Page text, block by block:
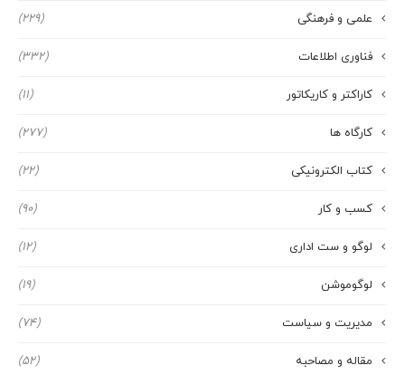
علمی و فرهنگی (229)
فناوری اطلاعات (332)
کاراکتر و کاریکاتور (11)
کارگاه ها (277)
کتاب الکترونیکی (22)
کسب و کار (90)
لوگو و ست اداری (12)
لوگوموشن (19)
مدیریت و سیاست (74)
مقاله و مصاحبه (52)